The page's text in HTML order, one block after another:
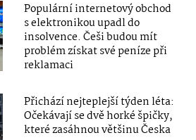
Populární internetový obchod
s elektronikou upadl do
insolvence. Češi budou mít
problém získat své peníze při
reklamaci
Přichází nejteplejší týden léta:
Očekávají se dvě horké špičky,
které zasáhnou většinu Česka